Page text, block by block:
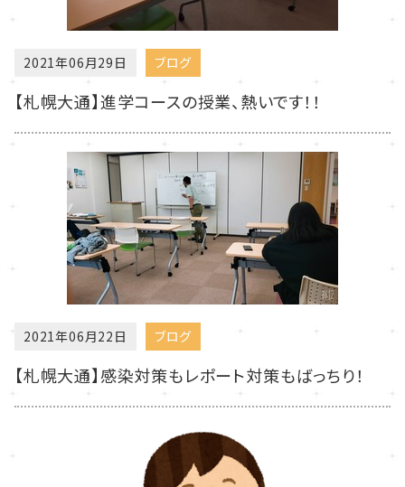
2021年06月29日 ブログ
【札幌大通】進学コースの授業、熱いです！！
2021年06月22日 ブログ
【札幌大通】感染対策もレポート対策もばっちり！